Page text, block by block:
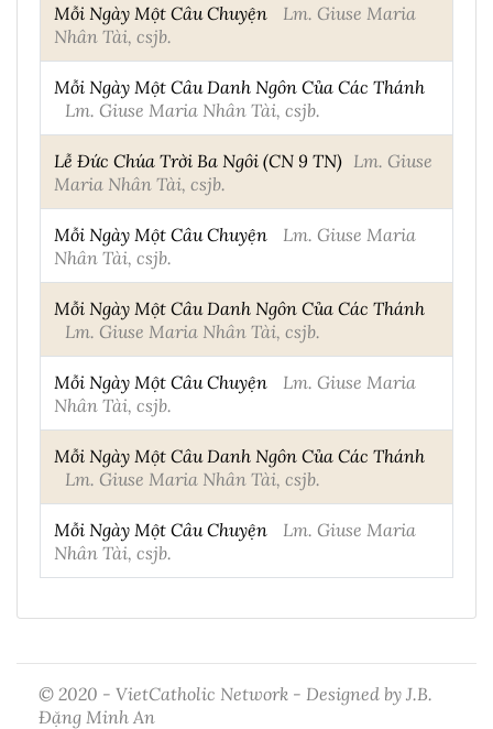
Mỗi Ngày Một Câu Chuyện
Lm. Giuse Maria
Nhân Tài, csjb.
Mỗi Ngày Một Câu Danh Ngôn Của Các Thánh
Lm. Giuse Maria Nhân Tài, csjb.
Lễ Đức Chúa Trời Ba Ngôi (CN 9 TN) Lm. Giuse
Maria Nhân Tài, csjb.
Mỗi Ngày Một Câu Chuyện
Lm. Giuse Maria
Nhân Tài, csjb.
Mỗi Ngày Một Câu Danh Ngôn Của Các Thánh
Lm. Giuse Maria Nhân Tài, csjb.
Mỗi Ngày Một Câu Chuyện
Lm. Giuse Maria
Nhân Tài, csjb.
Mỗi Ngày Một Câu Danh Ngôn Của Các Thánh
Lm. Giuse Maria Nhân Tài, csjb.
Mỗi Ngày Một Câu Chuyện
Lm. Giuse Maria
Nhân Tài, csjb.
© 2020 - VietCatholic Network - Designed by J.B.
Đặng Minh An